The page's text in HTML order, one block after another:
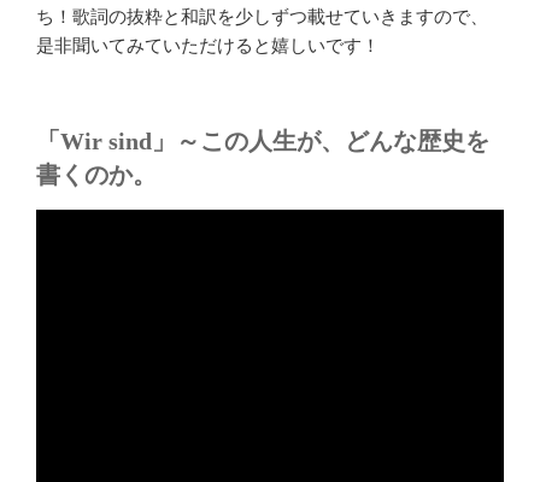
ち！歌詞の抜粋と和訳を少しずつ載せていきますので、
是非聞いてみていただけると嬉しいです！
「Wir sind」～この人生が、どんな歴史を
書くのか。